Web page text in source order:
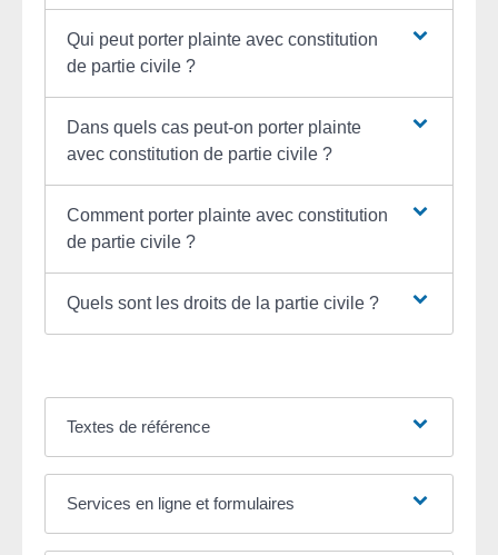
Qui peut porter plainte avec constitution
de partie civile ?
Dans quels cas peut-on porter plainte
avec constitution de partie civile ?
Comment porter plainte avec constitution
de partie civile ?
Quels sont les droits de la partie civile ?
Textes de référence
Services en ligne et formulaires